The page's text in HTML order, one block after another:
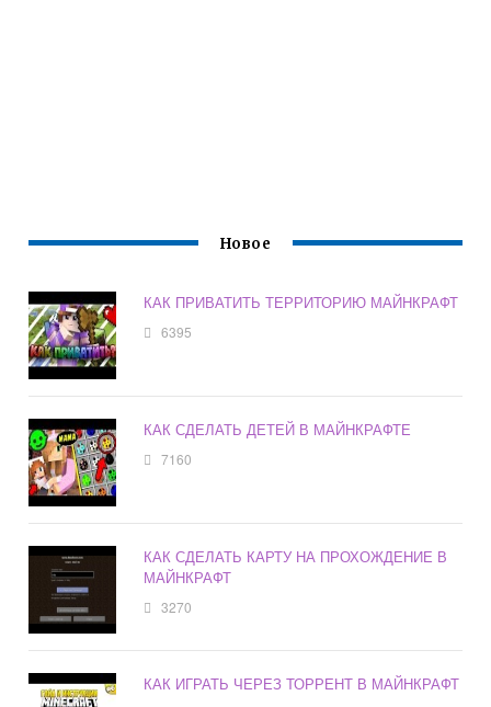
Новое
КАК ПРИВАТИТЬ ТЕРРИТОРИЮ МАЙНКРАФТ
6395
КАК СДЕЛАТЬ ДЕТЕЙ В МАЙНКРАФТЕ
7160
КАК СДЕЛАТЬ КАРТУ НА ПРОХОЖДЕНИЕ В
МАЙНКРАФТ
3270
КАК ИГРАТЬ ЧЕРЕЗ ТОРРЕНТ В МАЙНКРАФТ